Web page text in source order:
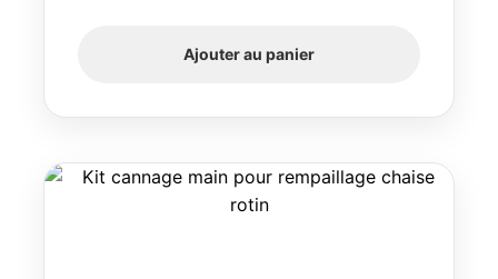
Ajouter au panier